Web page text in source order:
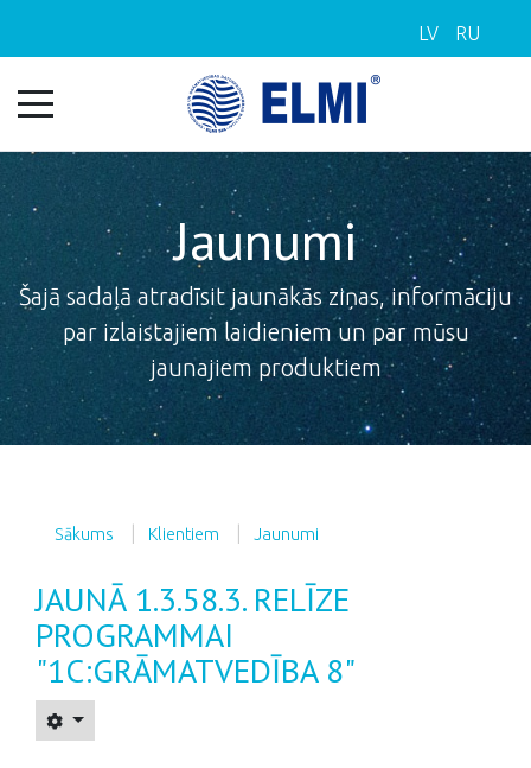
LV RU
Jaunumi
Šajā sadaļā atradīsit jaunākās ziņas, informāciju
par izlaistajiem laidieniem un par mūsu
jaunajiem produktiem
Sākums Klientiem Jaunumi
JAUNĀ 1.3.58.3. RELĪZE
PROGRAMMAI
"1C:GRĀMATVEDĪBA 8"